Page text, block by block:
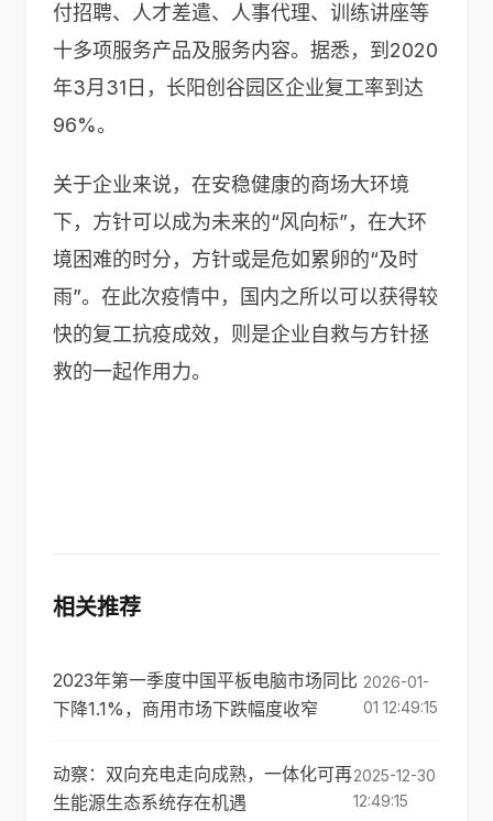
付招聘、人才差遣、人事代理、训练讲座等
十多项服务产品及服务内容。据悉，到2020
年3月31日，长阳创谷园区企业复工率到达
96%。
关于企业来说，在安稳健康的商场大环境
下，方针可以成为未来的“风向标”，在大环
境困难的时分，方针或是危如累卵的“及时
雨”。在此次疫情中，国内之所以可以获得较
快的复工抗疫成效，则是企业自救与方针拯
救的一起作用力。
相关推荐
2023年第一季度中国平板电脑市场同比
下降1.1%，商用市场下跌幅度收窄
2026-01-
01 12:49:15
动察：双向充电走向成熟，一体化可再
生能源生态系统存在机遇
2025-12-30
12:49:15